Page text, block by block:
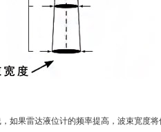
如果雷达液位计的频率提高，波束宽度